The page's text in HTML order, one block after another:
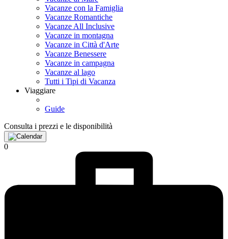
Vacanze con la Famiglia
Vacanze Romantiche
Vacanze All Inclusive
Vacanze in montagna
Vacanze in Città d'Arte
Vacanze Benessere
Vacanze in campagna
Vacanze al lago
Tutti i Tipi di Vacanza
Viaggiare
Guide
Consulta i prezzi e le disponibilità
0